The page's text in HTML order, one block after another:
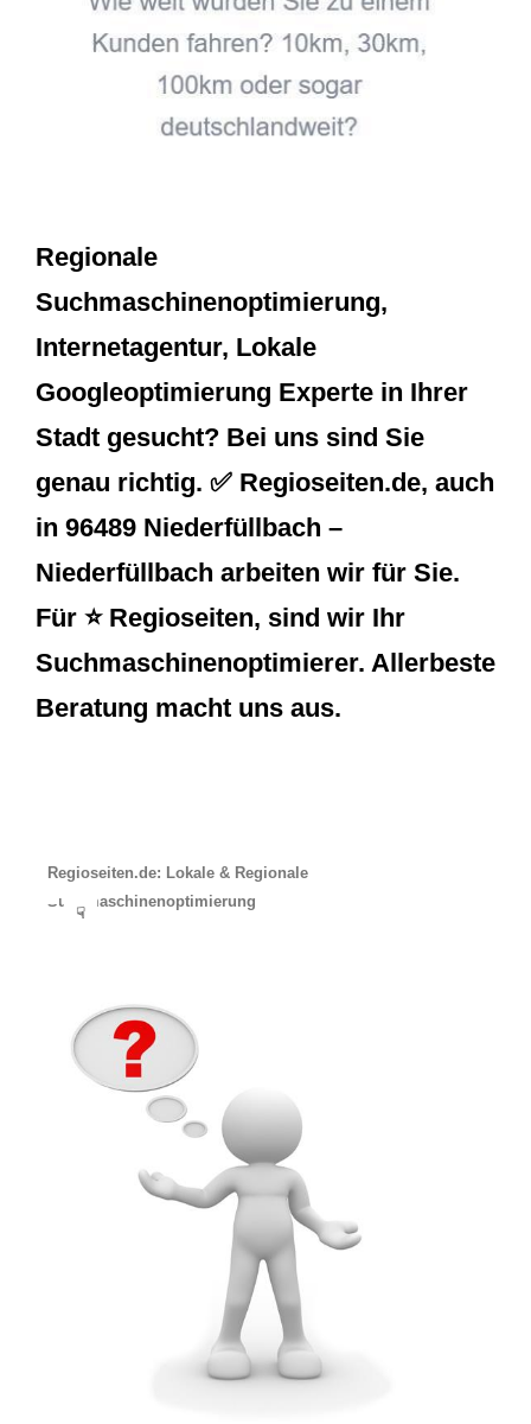
Regionale
Suchmaschinenoptimierung,
Internetagentur, Lokale
Googleoptimierung Experte in Ihrer
Stadt gesucht? Bei uns sind Sie
genau richtig. ✅ Regioseiten.de, auch
in 96489 Niederfüllbach –
Niederfüllbach arbeiten wir für Sie.
Für ⭐ Regioseiten, sind wir Ihr
Suchmaschinenoptimierer. Allerbeste
Beratung macht uns aus.
Regioseiten.de: Lokale & Regionale
Suchmaschinenoptimierung
☟